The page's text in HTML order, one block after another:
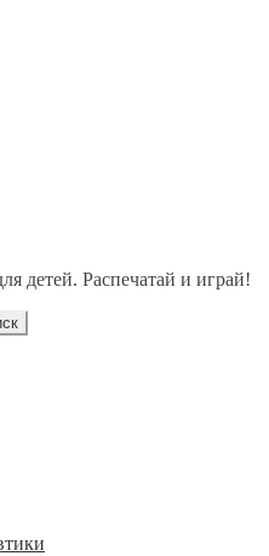
детей. Распечатай и играй!